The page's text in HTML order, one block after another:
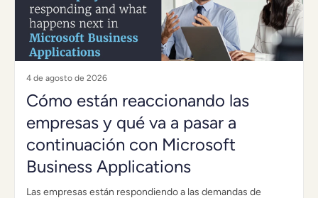
4 de agosto de 2026
Cómo están reaccionando las
empresas y qué va a pasar a
continuación con Microsoft
Business Applications
Las empresas están respondiendo a las demandas de